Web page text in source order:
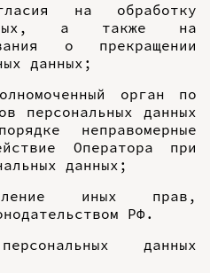
на обработку
а также на
о прекращении
данных;
орган по
персональных данных
неправомерные
Оператора при
данных;
иных прав,
РФ.
данных